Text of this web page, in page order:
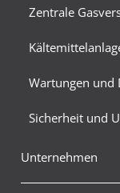
Zentrale
Wartungen und
Sicherheit und
Unternehmen